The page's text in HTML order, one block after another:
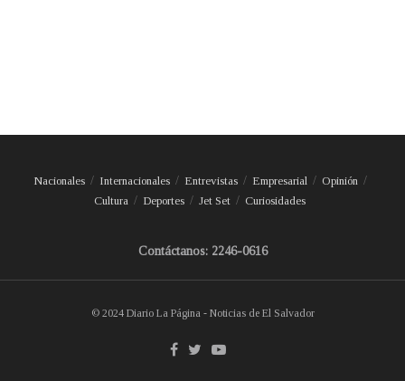
Nacionales Internacionales Entrevistas Empresarial
Opinión
Cultura
Deportes Jet Set Curiosidades
Contáctanos: 2246-0616
© 2024 Diario La Página - Noticias de El Salvador